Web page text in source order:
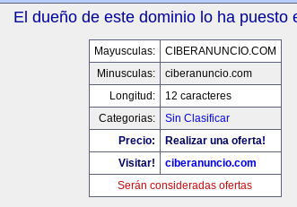
El dueño de este dominio lo ha puesto
Mayusculas:
CIBERANUNCIO.COM
Minusculas:
ciberanuncio.com
Longitud:
12 caracteres
Categorias:
Sin Clasificar
Precio:
Realizar una oferta!
Visitar!
ciberanuncio.com
Serán consideradas ofertas